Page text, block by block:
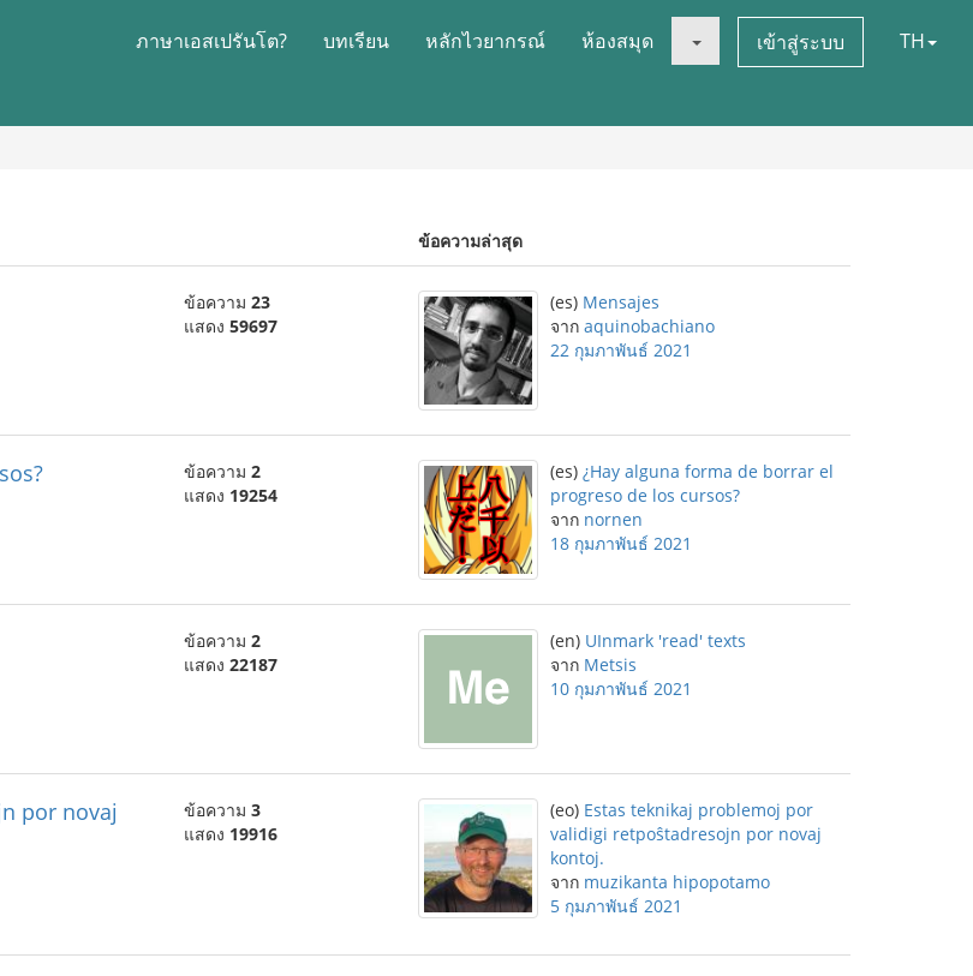
ภาษาเอสเปรันโต? บทเรียน หลักไวยากรณ์ ห้องสมุด เข้าสู่ระบบ TH
ข้อความล่าสุด
ข้อความ 23
แสดง 59697
(es) Mensajes
จาก aquinobachiano
22 กุมภาพันธ์ 2021
ข้อความ 2
แสดง 19254
(es) ¿Hay alguna forma de borrar el
progreso de los cursos?
จาก nornen
18 กุมภาพันธ์ 2021
ข้อความ 2
แสดง 22187
(en) UInmark 'read' texts
จาก Metsis
10 กุมภาพันธ์ 2021
por novaj
ข้อความ 3
แสดง 19916
(eo) Estas teknikaj problemoj por
validigi retpoŝtadresojn por novaj
kontoj.
จาก muzikanta hipopotamo
5 กุมภาพันธ์ 2021